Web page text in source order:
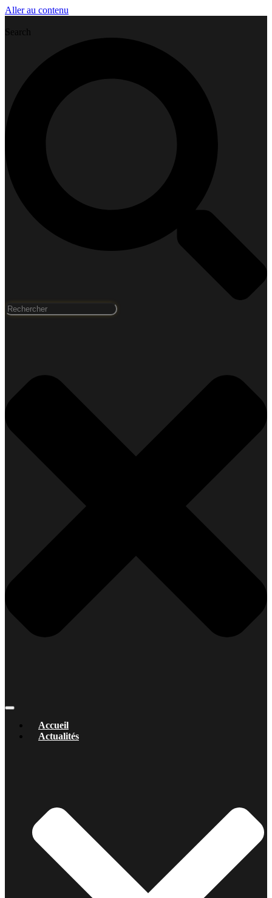
Aller au contenu
Search
Accueil
Actualités